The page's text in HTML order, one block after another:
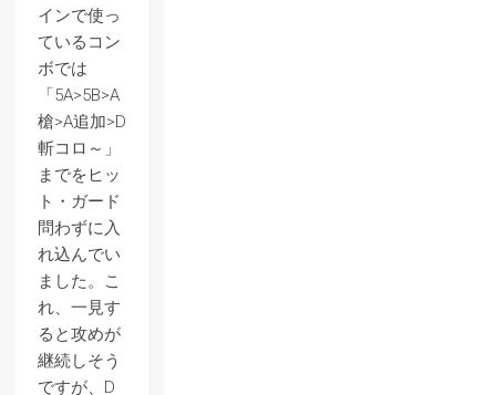
インで使っ
ているコン
ボでは
「5A>5B>A
槍>A追加>D
斬コロ～」
までをヒッ
ト・ガード
問わずに入
れ込んでい
ました。こ
れ、一見す
ると攻めが
継続しそう
ですが、D